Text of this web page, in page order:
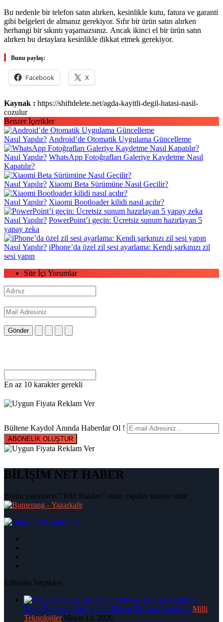
Bu nedenle bir telefon satın alırken, kesinlikle kutu, fatura ve garanti
gibi belgeleri de almanız gerekiyor. Sıfır bir ürün satın alırken
herhangi bir sıkıntı yaşamazsınız. Ancak ikinci el bir ürün satın
alırken bu detaylara kesinlikle dikkat etmek gerekiyor.
Bunu paylaş:
Facebook X
Kaynak : https://shiftdelete.net/agda-kayitli-degil-hatasi-nasil-
cozulur
Benzer İçerikler
Nasıl Yapılır? Android’de Otomatik Uygulama Güncelleme
Nasıl Yapılır? WhatsApp Fotoğrafları Galeriye Kaydetme Nasıl
Kapatılır?
Nasıl Yapılır? Xiaomi Beta Sürümüne Nasıl Geçilir?
Nasıl Yapılır? Xiaomi Bootloader kilidi nasıl açılır?
Nasıl Yapılır? PowerPoint’i geçin: Ücretsiz sunum hazırlayan 5
yapay zeka
Nasıl Yapılır? iPhone’da özel zil sesi ayarlama: Kendi şarkınızı zil
sesi yapın
Site İçi Yorumlar
Gönder
En az 10 karakter gerekli
Bültene Kaydol Anında Haberdar Ol !
ABONELİK OLUŞTUR
BİLİŞİM NET HABER
Bütün yayınların "Telif Hakları" alıntı yapılan sitelere aittir
|
Editörün Seçtikleri
Togg Tarihinde Bir İlk! 1.3 Milyar TL Kar Açıklandı Milli
Teknolojiler Mayıs 12, 2026